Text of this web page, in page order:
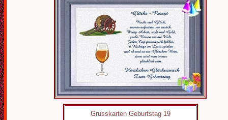
Grusskarten Geburtstag 19